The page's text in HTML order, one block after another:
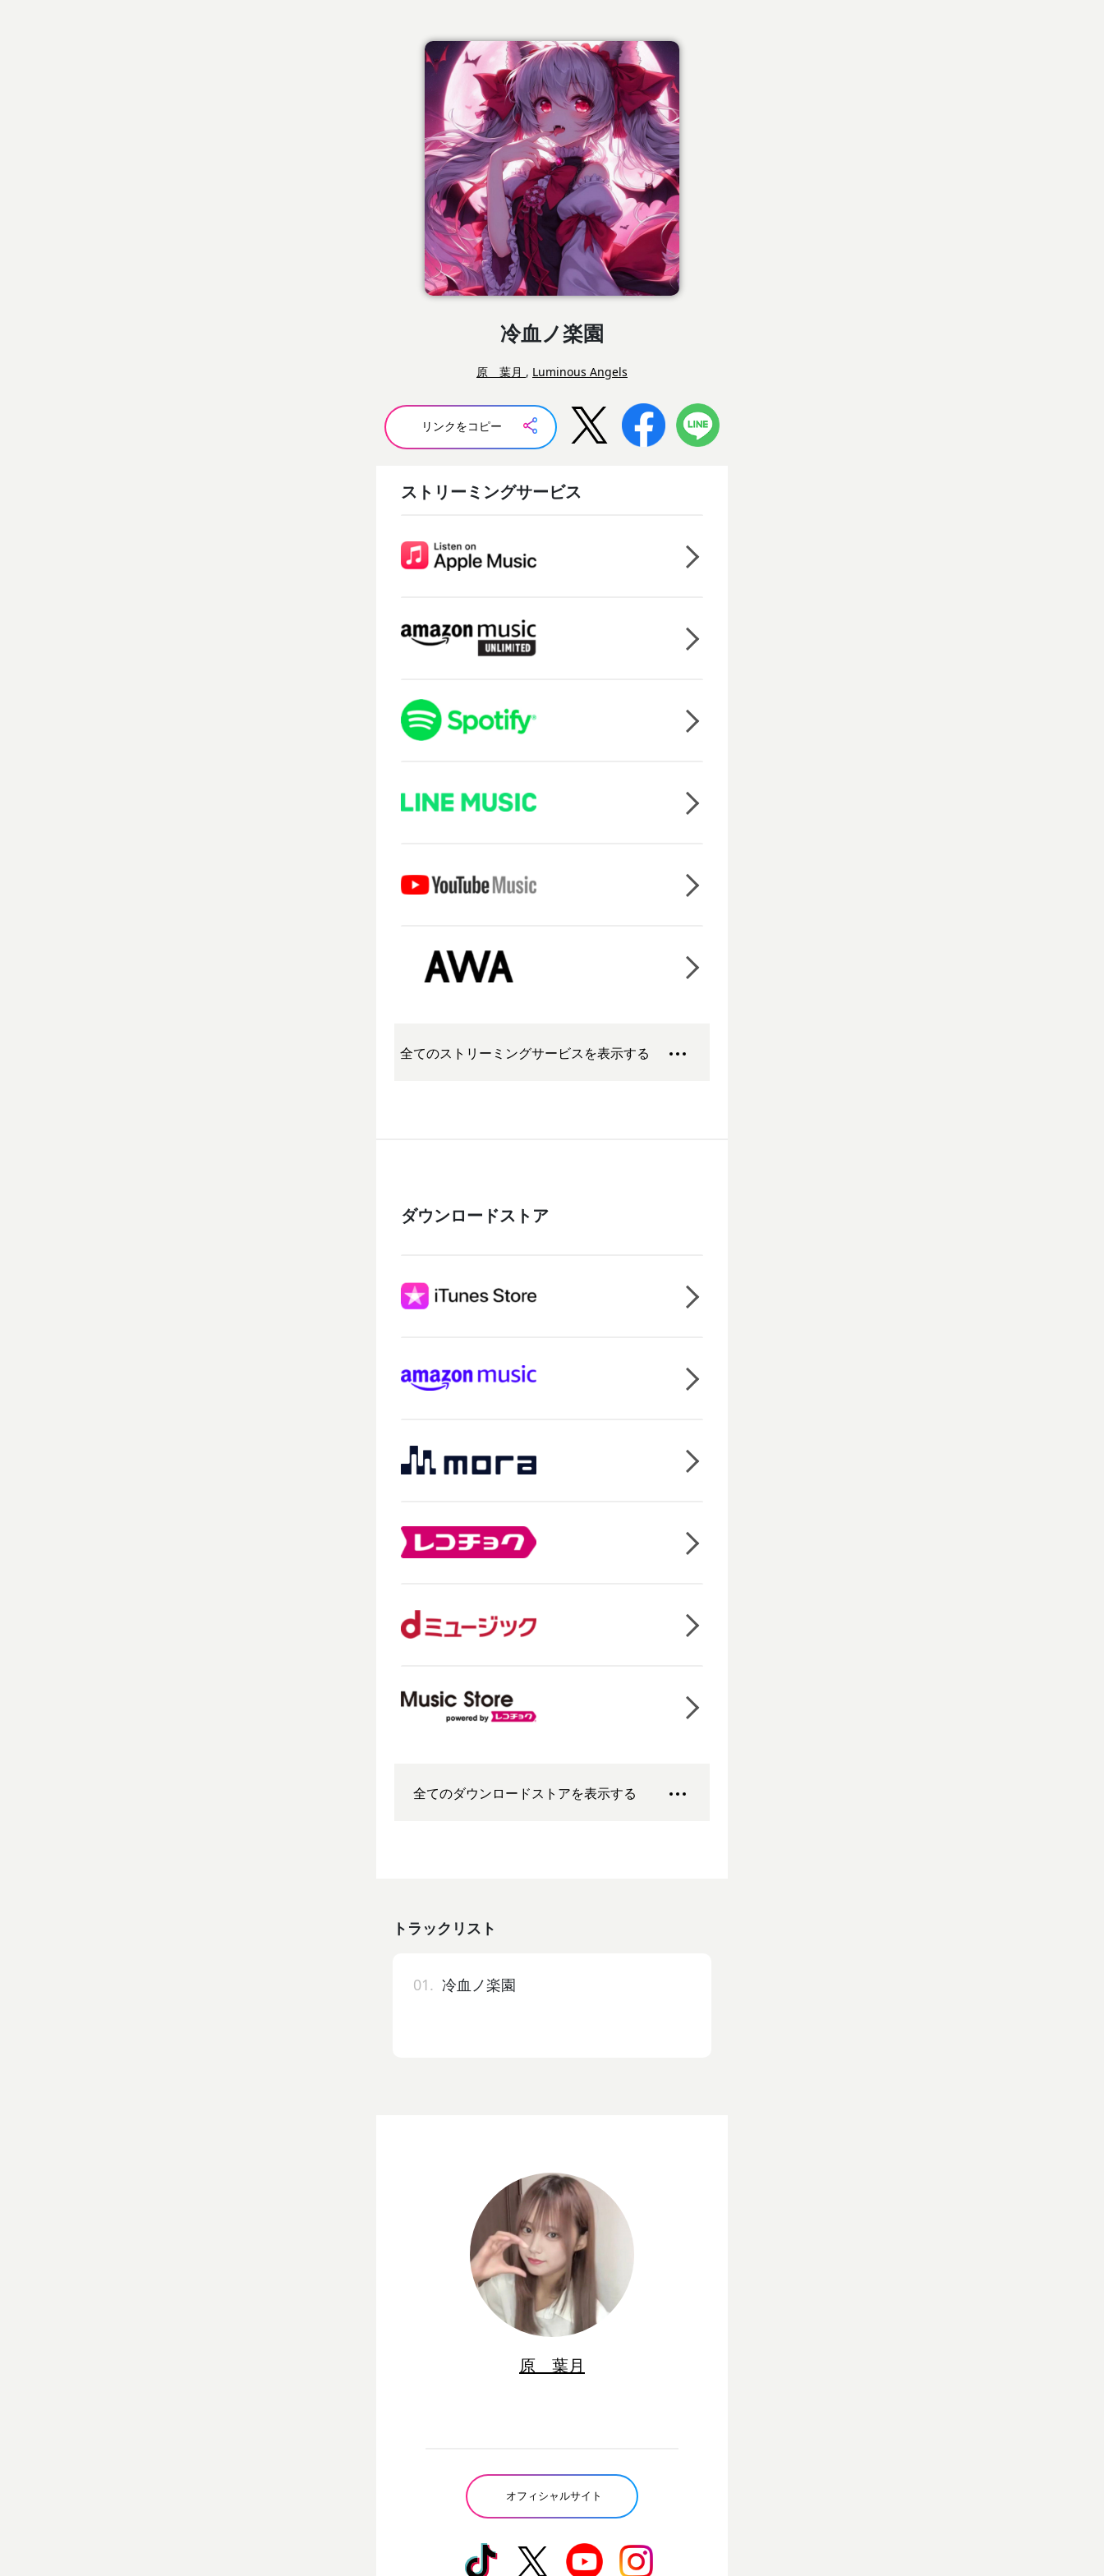
冷血ノ楽園
原 葉月 , Luminous Angels
リンクをコピー
ストリーミングサービス
全てのストリーミングサービスを表示する
ダウンロードストア
全てのダウンロードストアを表示する
トラックリスト
01. 冷血ノ楽園
原 葉月
オフィシャルサイト